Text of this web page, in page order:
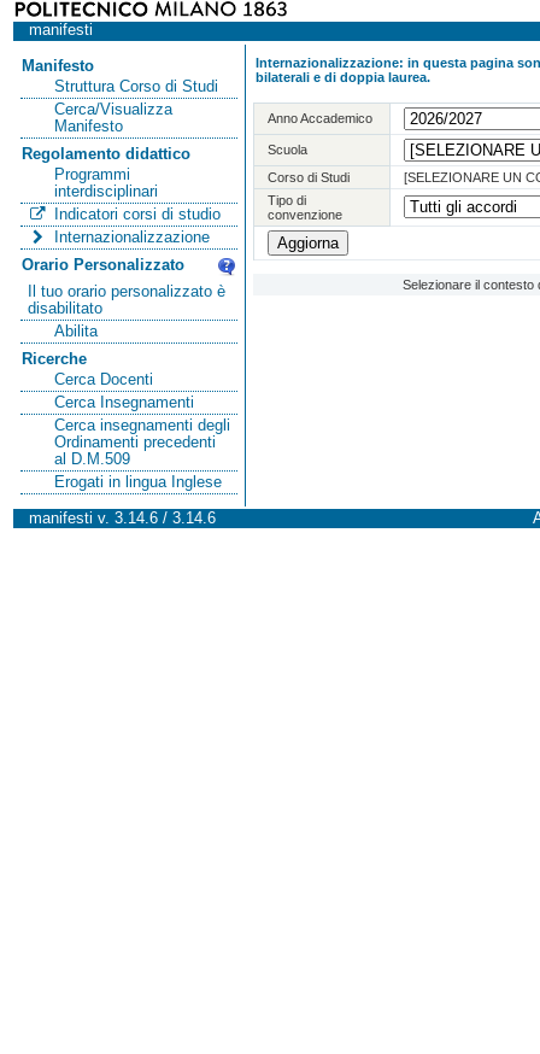
manifesti
Manifesto
Struttura Corso di Studi
Cerca/Visualizza
Manifesto
Regolamento didattico
Programmi
interdisciplinari
Indicatori corsi di studio
Internazionalizzazione
Orario Personalizzato
Il tuo orario personalizzato è
disabilitato
Abilita
Ricerche
Cerca Docenti
Cerca Insegnamenti
Cerca insegnamenti degli
Ordinamenti precedenti
al D.M.509
Erogati in lingua Inglese
Internazionalizzazione: in questa pagina
bilaterali e di doppia laurea.
Anno Accademico
Scuola
Corso di Studi
[SELEZIONARE UN
Tipo di
convenzione
Selezionare il
manifesti v. 3.14.6 / 3.14.6